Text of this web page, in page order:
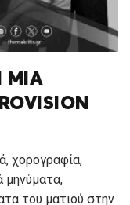
ΜΙΑ
χορογραφία,
μηνύματα,
του ματιού στην